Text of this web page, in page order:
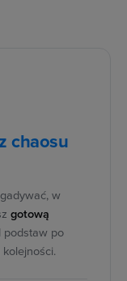
chaosu
w
gotową
podstaw po